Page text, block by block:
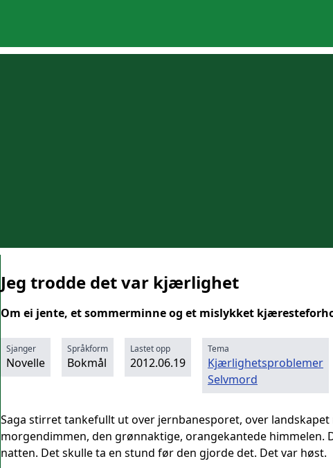
Jeg trodde det var kjærlighet
Om ei jente, et sommerminne og et mislykket
Sjanger
Novelle
Språkform
Bokmål
Lastet opp
2012.06.19
Tema
Kjærlighetsproblemer
Selvmord
Saga stirret tankefullt ut over jernbanesporet, over
morgendimmen, den grønnaktige, orangekantede himmelen.
natten. Det skulle ta en stund før den gjorde det. Det var høst.